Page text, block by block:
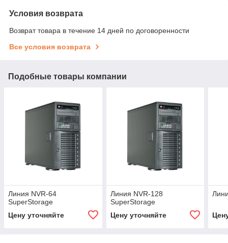
Условия возврата
Возврат товара в течение 14 дней по договоренности
Все условия возврата
Подобные товары компании
Линия NVR-64
SuperStorage
Цену уточняйте
Линия NVR-128
SuperStorage
Цену уточняйте